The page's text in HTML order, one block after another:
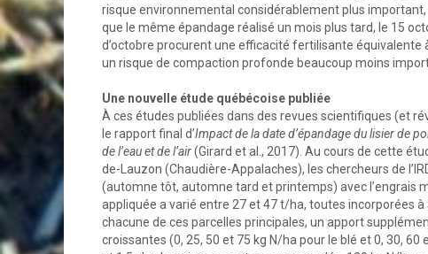
risque environnemental considérablement plus
que le même épandage réalisé un mois plus tard, le 15
d’octobre procurent une efficacité fertilisante équivalente
un risque de compaction profonde beaucoup moins
Une nouvelle étude québécoise publiée
À ces études publiées dans des revues scientifiques (et
le rapport final d’Impact de la date d’épandage du lisier de
de l’eau et de l’air(Girard et al., 2017). Au cours de cette
de-Lauzon (Chaudière-Appalaches), les chercheurs de
(automne tôt, automne tard et printemps) avec l’engrais
appliquée a varié entre 27 et 47 t/ha, toutes incorporées à
chacune de ces parcelles principales, un apport
croissantes (0, 25, 50 et 75 kg N/ha pour le blé et 0, 30,